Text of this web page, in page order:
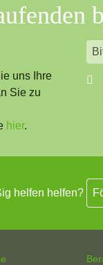
uns Ihre
Sie zu
hier.
helfen helfen?